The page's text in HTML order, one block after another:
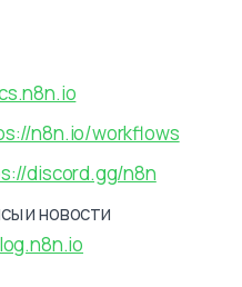
n8n.io/workflows
discord.gg/n8n
и новости